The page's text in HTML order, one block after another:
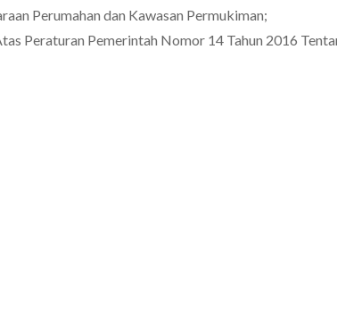
Perumahan dan Kawasan Permukiman;
Peraturan Pemerintah Nomor 14 Tahun 2016